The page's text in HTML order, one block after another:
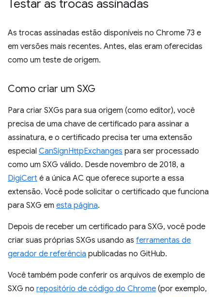
Testar as trocas assinadas
As trocas assinadas estão disponíveis no Chrome 73 e
em versões mais recentes. Antes, elas eram oferecidas
como um teste de origem.
Como criar um SXG
Para criar SXGs para sua origem (como editor), você
precisa de uma chave de certificado para assinar a
assinatura, e o certificado precisa ter uma extensão
especial CanSignHttpExchanges para ser processado
como um SXG válido. Desde novembro de 2018, a
DigiCert é a única AC que oferece suporte a essa
extensão. Você pode solicitar o certificado que funciona
para SXG em esta página.
Depois de receber um certificado para SXG, você pode
criar suas próprias SXGs usando as ferramentas de
gerador de referência publicadas no GitHub.
Você também pode conferir os arquivos de exemplo de
SXG no repositório de código do Chrome (por exemplo,